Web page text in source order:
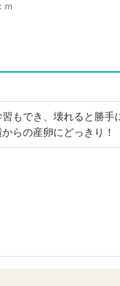
ｍ
もでき、壊れると勝手
らの産卵にどっきり！